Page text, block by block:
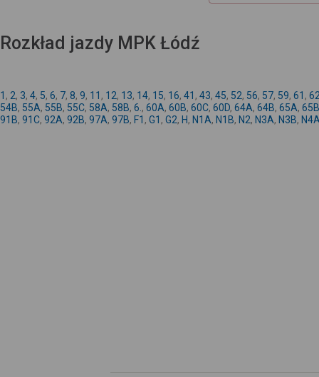
Rozkład jazdy MPK Łódź
1 , 2, 3, 4, 5, 6, 7, 8, 9, 11 , 12, 13, 14, 15, 16, 41 , 43, 45, 52, 56, 57, 59, 61 ,
54B, 55A, 55B, 55C, 58A, 58B, 6. , 60A, 60B, 60C, 60D, 64A, 64B, 65A, 65B
91B, 91C, 92A, 92B, 97A, 97B, F1 , G1 , G2, H, N1A, N1B, N2, N3A, N3B,